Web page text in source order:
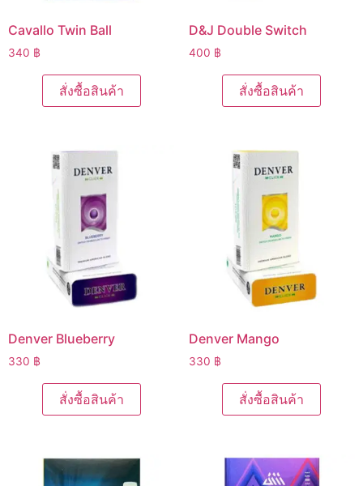
Cavallo Twin Ball
340 ฿
สั่งซื้อสินค้า
D&J Double Switch
400 ฿
สั่งซื้อสินค้า
Denver Blueberry
330 ฿
สั่งซื้อสินค้า
Denver Mango
330 ฿
สั่งซื้อสินค้า